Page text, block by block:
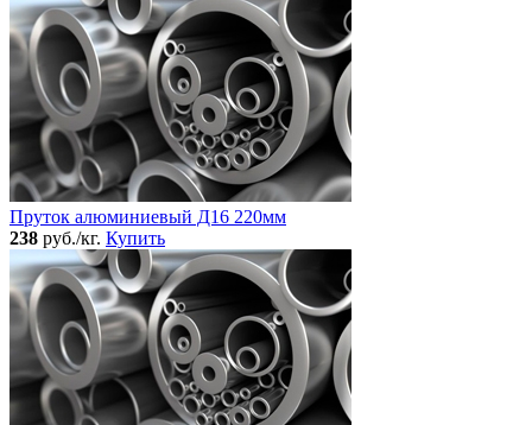
Пруток алюминиевый Д16 220мм
238 руб./кг. Купить